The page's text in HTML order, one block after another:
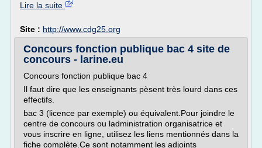
Lire la suite
Site : http://www.cdg25.org
Concours fonction publique bac 4 site de
concours - larine.eu
Concours fonction publique bac 4
Il faut dire que les enseignants pèsent très lourd dans ces
effectifs.
bac 3 (licence par exemple) ou équivalent.Pour joindre le
centre de concours ou ladministration organisatrice et
vous inscrire en ligne, utilisez les liens mentionnés dans la
fiche complète.Ce sont notamment les adjoints